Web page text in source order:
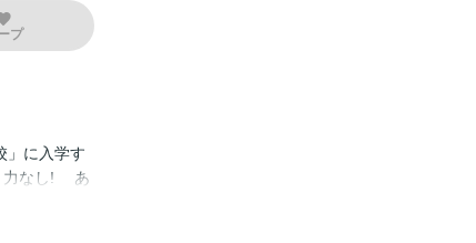
プ
」に入学す
力なし! あ
開幕!! 優等